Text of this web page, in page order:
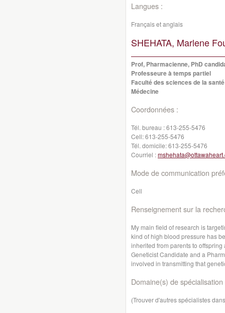
Langues :
Français et anglais
SHEHATA, Marlene
Prof, Pharmacienne, PhD
Professeure à temps partiel
Faculté des sciences de la santé
Médecine
Coordonnées :
Tél. bureau :613-255-5476
Cell:613-255-5476
Tél. domicile:613-255-5476
Courriel :
Mode de communication
Cell
Renseignement sur la
My main field of research is
kind of high blood pressure has
inherited from parents to
Geneticist Candidate and a
involved in transmitting that
Domaine(s) de spécialisation
(Trouver d'autres spécialistes